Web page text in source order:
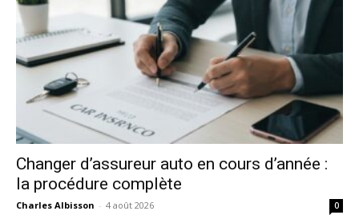
Changer d’assureur auto en cours d’année :
la procédure complète
Charles Albisson - 4 août 2026 0